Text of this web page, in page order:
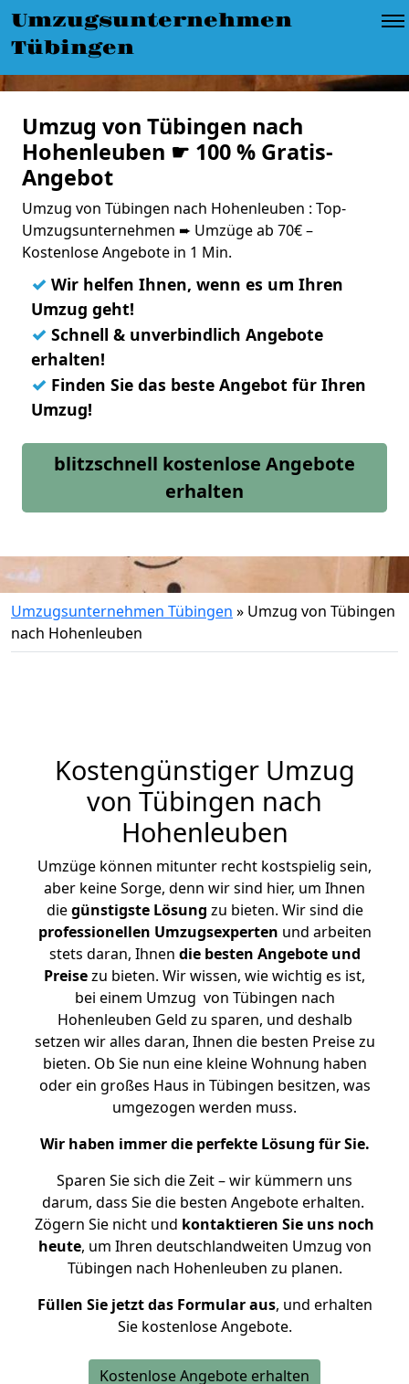
Umzugsunternehmen
Tübingen
Umzug von Tübingen nach
Hohenleuben ☛ 100 % Gratis-
Angebot
Umzug von Tübingen nach Hohenleuben : Top-
Umzugsunternehmen ➨ Umzüge ab 70€ –
Kostenlose Angebote in 1 Min.
✓ Wir helfen Ihnen, wenn es um Ihren
Umzug geht!
✓ Schnell & unverbindlich Angebote
erhalten!
✓ Finden Sie das beste Angebot für Ihren
Umzug!
blitzschnell kostenlose Angebote
erhalten
Umzugsunternehmen Tübingen » Umzug von Tübingen
nach Hohenleuben
Kostengünstiger Umzug
von Tübingen nach
Hohenleuben
Umzüge können mitunter recht kostspielig sein,
aber keine Sorge, denn wir sind hier, um Ihnen
diegünstigste Lösung zu bieten. Wir sind die
professionellen Umzugsexperten und arbeiten
stets daran, Ihnen die besten Angebote und
Preisezu bieten. Wir wissen, wie wichtig es ist,
bei einem Umzug von Tübingen nach
Hohenleuben Geld zu sparen, und deshalb
setzen wir alles daran, Ihnen die besten Preise zu
bieten. Ob Sie nun eine kleine Wohnung haben
oder ein großes Haus in Tübingen besitzen, was
umgezogen werden muss.
Wir haben immer die perfekte Lösung für Sie.
Sparen Sie sich die Zeit – wir kümmern uns
darum, dass Sie die besten Angebote erhalten.
Zögern Sie nicht und kontaktieren Sie uns noch
heute, um Ihren deutschlandweiten Umzug von
Tübingen nach Hohenleuben zu planen.
Füllen Sie jetzt das Formular aus, und erhalten
Sie kostenlose Angebote.
Kostenlose Angebote erhalten